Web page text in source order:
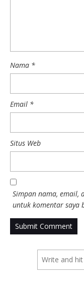
Nama *
Email *
Situs Web
Simpan nama, email,
untuk komentar saya